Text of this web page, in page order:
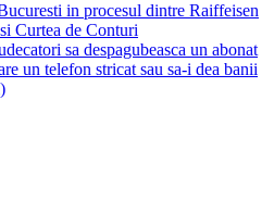
in procesul dintre Raiffeisen
Curtea de Conturi
sa despagubeasca un abonat
un telefon stricat sau sa-i dea banii